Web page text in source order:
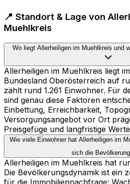
📍 Standort & Lage von
Muehlkreis
Wo liegt Allerheiligen im Muehlkreis und
Allerheiligen im Muehlkreis liegt
Bundesland Oberösterreich auf
zählt rund 1.261 Einwohner. Für
sind genau diese Faktoren
Einbettung, Erreichbarkeit,
Versorgungsangebot vor Ort
Preisgefüge und langfristige
Wie viele Einwohner hat Allerheiligen im
sich die
Allerheiligen im Muehlkreis hat
Die Bevölkerungsdynamik ist ein